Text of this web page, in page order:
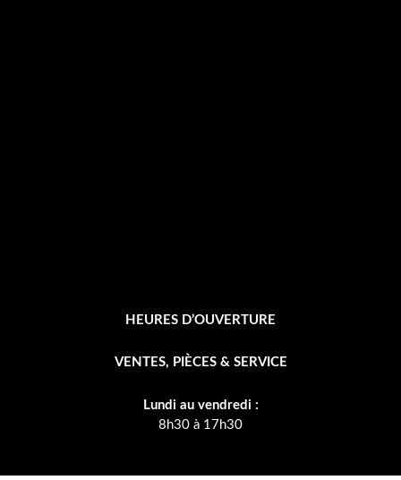
HEURES D’OUVERTURE
VENTES, PIÈCES & SERVICE
Lundi au vendredi :
8h30 à 17h30